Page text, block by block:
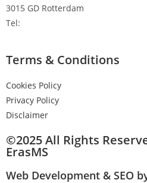
3015 GD Rotterdam
Tel:
Terms & Conditions
Cookies Policy
Privacy Policy
Disclaimer
©2025 All Rights
ErasMS
Web Development & SEO